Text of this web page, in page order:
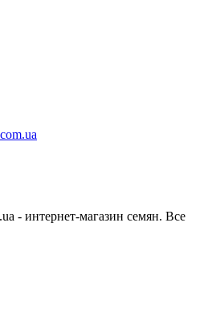
- интернет-магазин семян. Все